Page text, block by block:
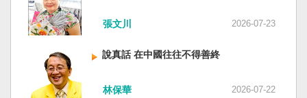
近平思想嗎？ 最後一句是「會議還研究了其他事
項。」這是每次外媒最感興趣的問題，那就是人
洗了多少人？這為習近平的進一步獨裁和二十一
大續任鋪平道路。據統計，過去一年，已有十九
名中央委員被官方宣布落馬或罷免全國人大代表
張文川 2026-07-23
說真話 在中國往往不得善終
林保華 2026-07-22